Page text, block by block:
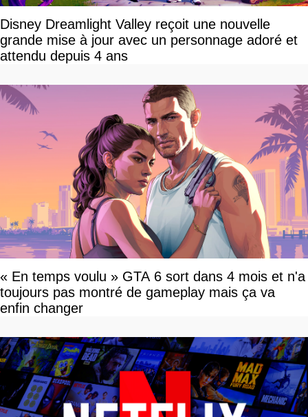
Disney Dreamlight Valley reçoit une nouvelle
grande mise à jour avec un personnage adoré et
attendu depuis 4 ans
« En temps voulu » GTA 6 sort dans 4 mois et n'a
toujours pas montré de gameplay mais ça va
enfin changer